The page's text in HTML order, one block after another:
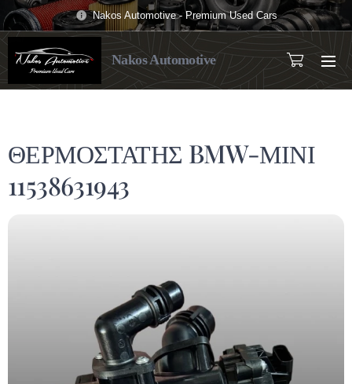
Nakos Automotive - Premium Used Cars
Nakos Automotive
ΘΕΡΜΟΣΤΑΤΗΣ BMW-ΜΙΝΙ
11538631943